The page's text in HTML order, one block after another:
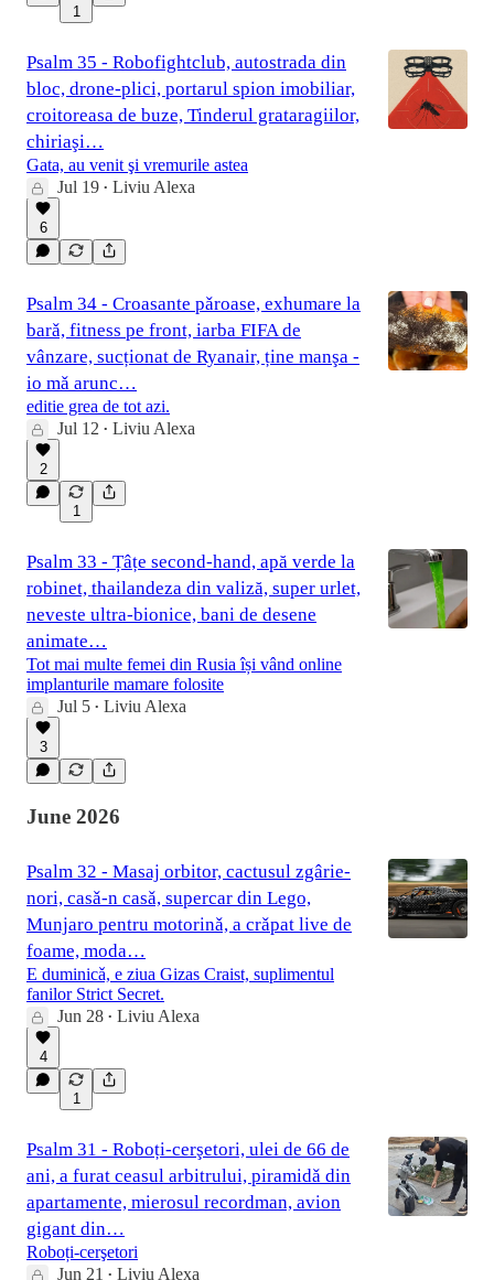
1
Psalm 35 - Robofightclub, autostrada din
bloc, drone-plici, portarul spion imobiliar,
croitoreasa de buze, Tinderul grataragiilor,
chiriaşi…
Gata, au venit şi vremurile astea
Jul 19 • Liviu Alexa
6
Psalm 34 - Croasante pǎroase, exhumare la
barǎ, fitness pe front, iarba FIFA de
vânzare, sucționat de Ryanair, ține manşa -
io mǎ arunc…
editie grea de tot azi.
Jul 12 • Liviu Alexa
2
1
Psalm 33 - Țâțe second-hand, apă verde la
robinet, thailandeza din valiză, super urlet,
neveste ultra-bionice, bani de desene
animate…
Tot mai multe femei din Rusia își vând online
implanturile mamare folosite
Jul 5 • Liviu Alexa
3
June 2026
Psalm 32 - Masaj orbitor, cactusul zgârie-
nori, casǎ-n casǎ, supercar din Lego,
Munjaro pentru motorinǎ, a crǎpat live de
foame, moda…
E duminicǎ, e ziua Gizas Craist, suplimentul
fanilor Strict Secret.
Jun 28 • Liviu Alexa
4
1
Psalm 31 - Roboți-cerşetori, ulei de 66 de
ani, a furat ceasul arbitrului, piramidǎ din
apartamente, mierosul recordman, avion
gigant din…
Roboți-cerşetori
Jun 21
• Liviu Alexa